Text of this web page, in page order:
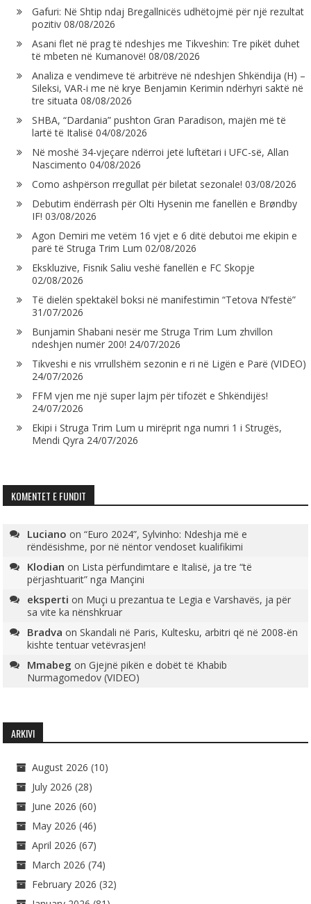
Gafuri: Në Shtip ndaj Bregallnicës udhëtojmë për një rezultat
pozitiv 08/08/2026
Asani flet në prag të ndeshjes me Tikveshin: Tre pikët duhet
të mbeten në Kumanovë! 08/08/2026
Analiza e vendimeve të arbitrëve në ndeshjen Shkëndija (H) –
Sileksi, VAR-i me në krye Benjamin Kerimin ndërhyri saktë në
tre situata 08/08/2026
SHBA, “Dardania” pushton Gran Paradison, majën më të
lartë të Italisë 04/08/2026
Në moshë 34-vjeçare ndërroi jetë luftëtari i UFC-së, Allan
Nascimento 04/08/2026
Como ashpërson rregullat për biletat sezonale! 03/08/2026
Debutim ëndërrash për Olti Hysenin me fanellën e Brøndby
IF! 03/08/2026
Agon Demiri me vetëm 16 vjet e 6 ditë debutoi me ekipin e
parë të Struga Trim Lum 02/08/2026
Ekskluzive, Fisnik Saliu veshë fanellën e FC Skopje
02/08/2026
Të dielën spektakël boksi në manifestimin “Tetova N’festë”
31/07/2026
Bunjamin Shabani nesër me Struga Trim Lum zhvillon
ndeshjen numër 200! 24/07/2026
Tikveshi e nis vrrullshëm sezonin e ri në Ligën e Parë (VIDEO)
24/07/2026
FFM vjen me një super lajm për tifozët e Shkëndijës!
24/07/2026
Ekipi i Struga Trim Lum u mirëprit nga numri 1 i Strugës,
Mendi Qyra 24/07/2026
KOMENTET E FUNDIT
Luciano on“Euro 2024”, Sylvinho: Ndeshja më e
rëndësishme, por në nëntor vendoset kualifikimi
Klodian on Lista përfundimtare e Italisë, ja tre “të
përjashtuarit” nga Mançini
eksperti on Muçi u prezantua te Legia e Varshavës, ja për
sa vite ka nënshkruar
Bradva onSkandali në Paris, Kultesku, arbitri që në 2008-ën
kishte tentuar vetëvrasjen!
Mmabeg onGjejnë pikën e dobët të Khabib
Nurmagomedov (VIDEO)
ARKIVI
August 2026 (10)
July 2026 (28)
June 2026 (60)
May 2026 (46)
April 2026 (67)
March 2026 (74)
February 2026 (32)